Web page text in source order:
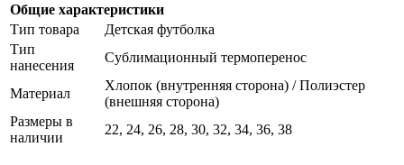
Общие характеристики
Тип товара
Детская футболка
Тип
нанесения
Сублимационный термоперенос
Материал
Хлопок (внутренняя сторона) / Полиэстер
(внешняя сторона)
Размеры в
наличии
22, 24, 26, 28, 30, 32, 34, 36, 38